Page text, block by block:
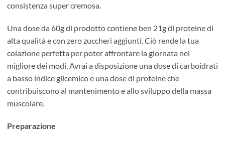
consistenza super cremosa.
Una dose da 60g di prodotto contiene ben 21g di proteine di
alta qualità e con zero zuccheri aggiunti. Ciò rende la tua
colazione perfetta per poter affrontare la giornata nel
migliore dei modi. Avrai a disposizione una dose di carboidrati
a basso indice glicemico e una dose di proteine che
contribuiscono al mantenimento e allo sviluppo della massa
muscolare.
Preparazione